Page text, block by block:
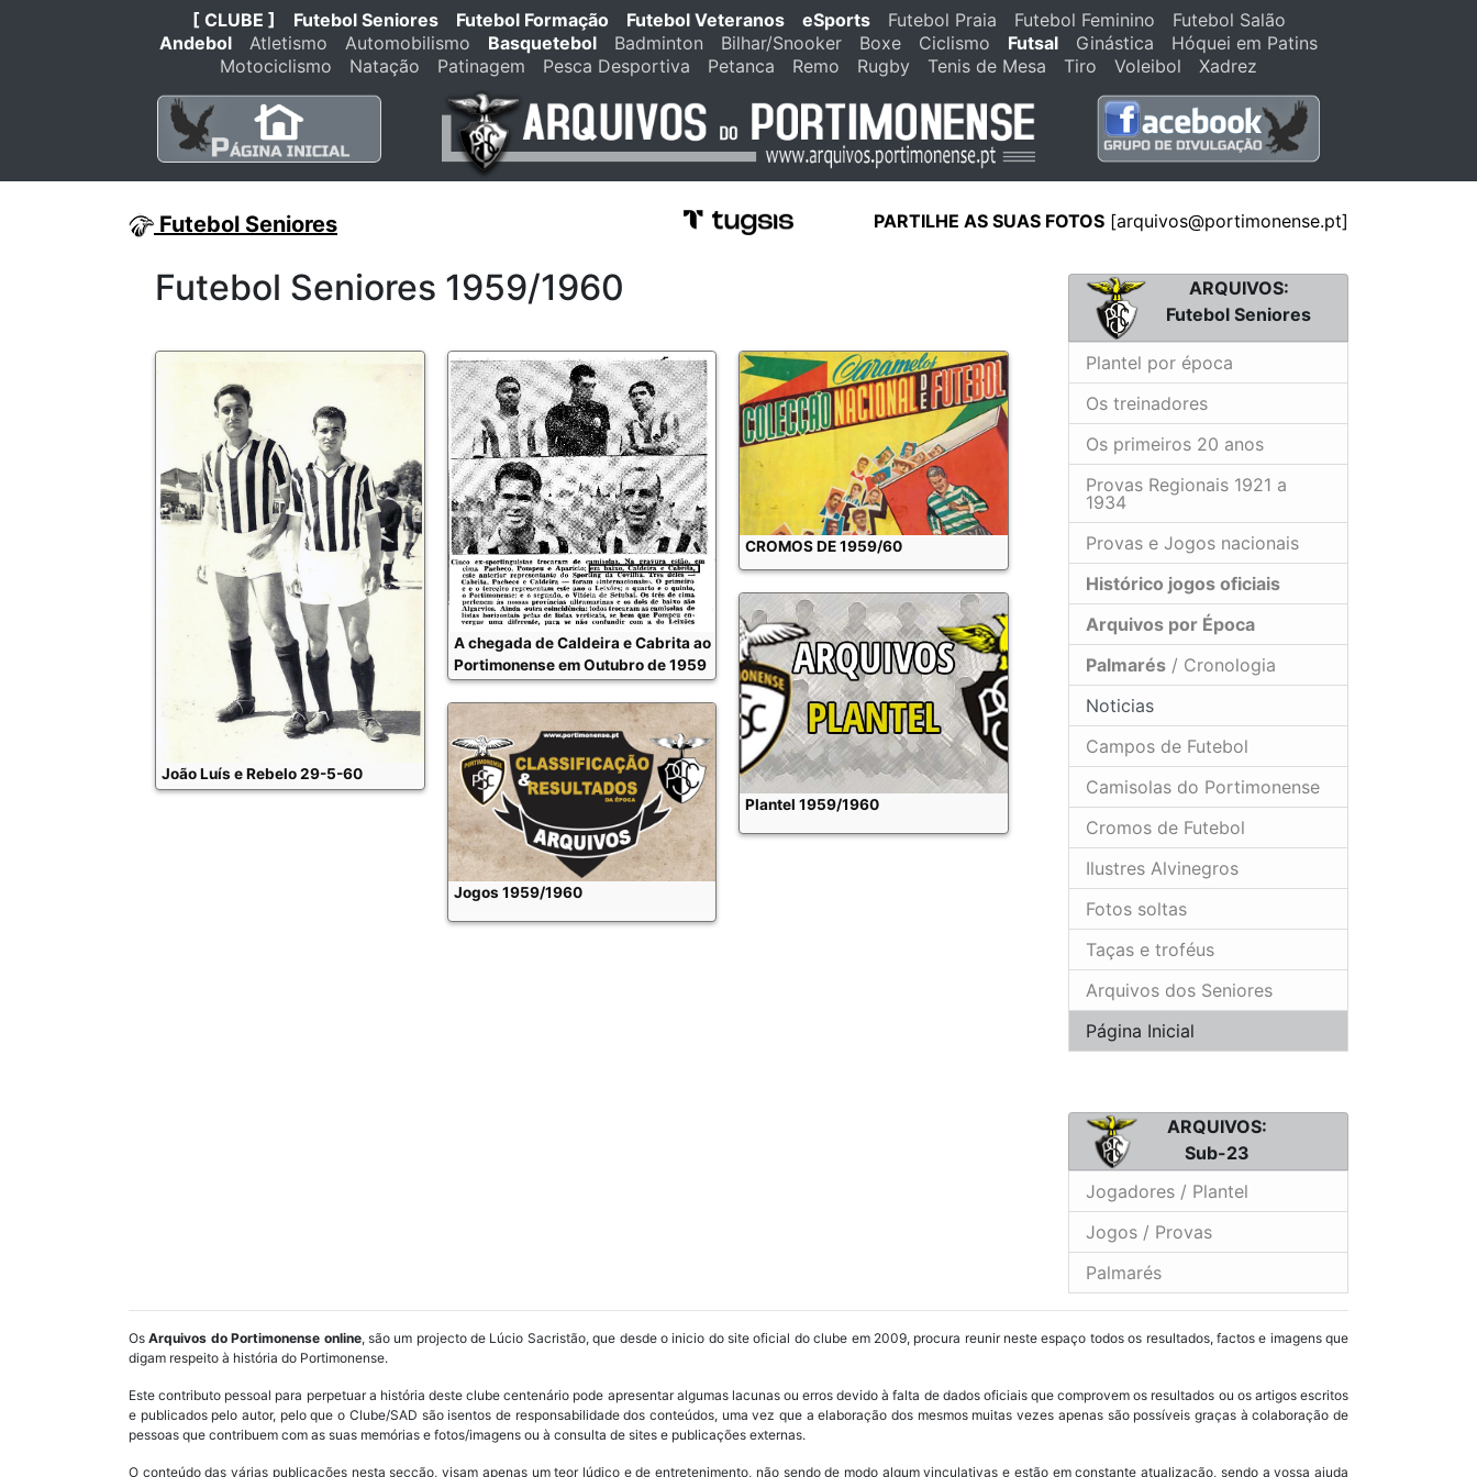
[ CLUBE ] Futebol Seniores Futebol Formação Futebol Veteranos eSports Futebol Praia Futebol Feminino
Futebol Salão
Andebol
Atletismo Automobilismo Basquetebol Badminton Bilhar/Snooker Boxe Ciclismo Futsal Ginástica
Hóquei em Patins
Motociclismo
Natação Patinagem Pesca Desportiva Petanca Remo Rugby Tenis de Mesa Tiro Voleibol Xadrez
Futebol Seniores PARTILHE AS SUAS FOTOS [arquivos@portimonense.pt]
ARQUIVOS:
Futebol Seniores
Plantel por época
Os treinadores
Os primeiros 20 anos
Provas Regionais 1921 a
1934
Provas e Jogos nacionais
Histórico jogos oficiais
Arquivos por Época
Palmarés / Cronologia
Noticias
Campos de Futebol
Camisolas do Portimonense
Cromos de Futebol
Ilustres Alvinegros
Fotos soltas
Taças e troféus
Arquivos dos Seniores
Página Inicial
ARQUIVOS:
Sub-23
Jogadores / Plantel
Jogos / Provas
Palmarés
Futebol Seniores 1959/1960
João Luís e Rebelo 29-5-60
A chegada de Caldeira e Cabrita ao
Portimonense em Outubro de 1959
CROMOS DE 1959/60
Plantel 1959/1960
Jogos 1959/1960
OsArquivos do Portimonense online, são um projecto de Lúcio Sacristão, que desde o inicio do site oficial do clube em 2009, procura reunir neste espaço todos os resultados, factos e imagens que
digam respeito à história do Portimonense.
Este contributo pessoal para perpetuar a história deste clube centenário pode apresentar algumas lacunas ou erros devido à falta de dados oficiais que comprovem os resultados ou os artigos escritos
e publicados pelo autor, pelo que o Clube/SAD são isentos de responsabilidade dos conteúdos, uma vez que a elaboração dos mesmos muitas vezes apenas são possíveis graças à colaboração de
pessoas que contribuem com as suas memórias e fotos/imagens ou à consulta de sites e publicações externas.
O conteúdo das várias publicações nesta secção, visam apenas um teor lúdico e de entretenimento, não sendo de modo algum vinculativas e estão em constante atualização, sendo a vossa ajuda